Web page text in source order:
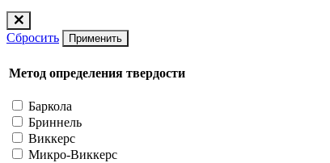
Сбросить Применить
Метод определения твердости
Баркола
Бриннель
Виккерс
Микро-Виккерс